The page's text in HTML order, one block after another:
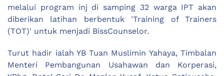
melalui program inj di samping 32 warga IPT akan
diberikan latihan berbentuk 'Training of Trainers
(TOT)' untuk menjadi BissCounselor.
Turut hadir ialah YB Tuan Muslimin Yahaya, Timbalan
Menteri Pembangunan Usahawan dan Korperasi,